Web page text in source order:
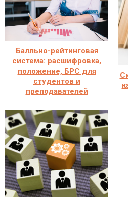
Балльно-рейтинговая
система: расшифровка,
положение, БРС для
студентов и
преподавателей